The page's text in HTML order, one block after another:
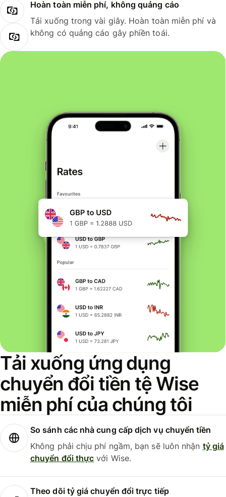
Hoàn toàn miễn phí, không quảng cáo
Tải xuống trong vài giây. Hoàn toàn miễn phí và
không có quảng cáo gây phiền toái.
Tải xuống ứng dụng
chuyển đổi tiền tệ Wise
miễn phí của chúng tôi
So sánh các nhà cung cấp dịch vụ chuyển tiền
Không phải chịu phí ngầm, bạn sẽ luôn nhận tỷ giá
chuyển đổi thực với Wise.
Theo dõi tỷ giá chuyển đổi trực tiếp